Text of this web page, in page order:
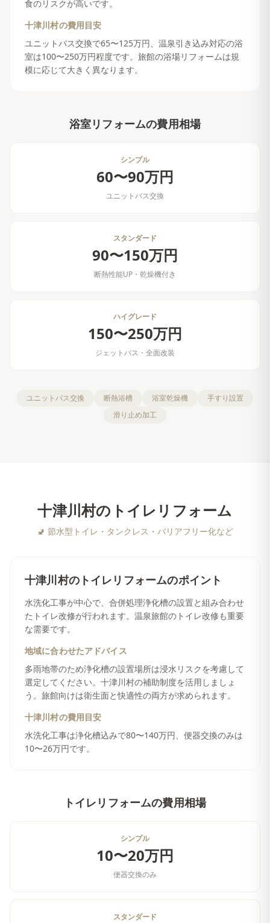
食のリスクが高いです。
十津川村の費用目安
ユニットバス交換で65〜125万円、温泉引き込み対応の浴
室は100〜250万円程度です。旅館の浴場リフォームは規
模に応じて大きく異なります。
浴室リフォームの費用相場
シンプル
60〜90万円
ユニットバス交換
スタンダード
90〜150万円
断熱性能UP・乾燥機付き
ハイグレード
150〜250万円
ジェットバス・全面改装
ユニットバス交換 断熱浴槽 浴室乾燥機
手すり設置
滑り止め加工
十津川村の トイレリフォーム
🚽 節水型トイレ・タンクレス・バリアフリー化など
十津川村のトイレリフォームのポイント
水洗化工事が中心で、合併処理浄化槽の設置と組み合わせ
たトイレ改修が行われます。温泉旅館のトイレ改修も重要
な需要です。
地域に合わせたアドバイス
多雨地帯のため浄化槽の設置場所は浸水リスクを考慮して
選定してください。十津川村の補助制度を活用しましょ
う。旅館向けは衛生面と快適性の両方が求められます。
十津川村の費用目安
水洗化工事は浄化槽込みで80〜140万円、便器交換のみは
10〜26万円です。
トイレリフォームの費用相場
シンプル
10〜20万円
便器交換のみ
スタンダード